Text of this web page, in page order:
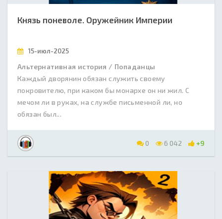
Князь поневоле. Оружейник Империи
15-июл-2025
Альтернативная история / Попаданцы
Каждый дворянин обязан служить своему
покровителю, при каком бы монархе он ни жил. С
мечом ли в руках, на службе письменной ли, но
обязан был...
0 6 042 +9